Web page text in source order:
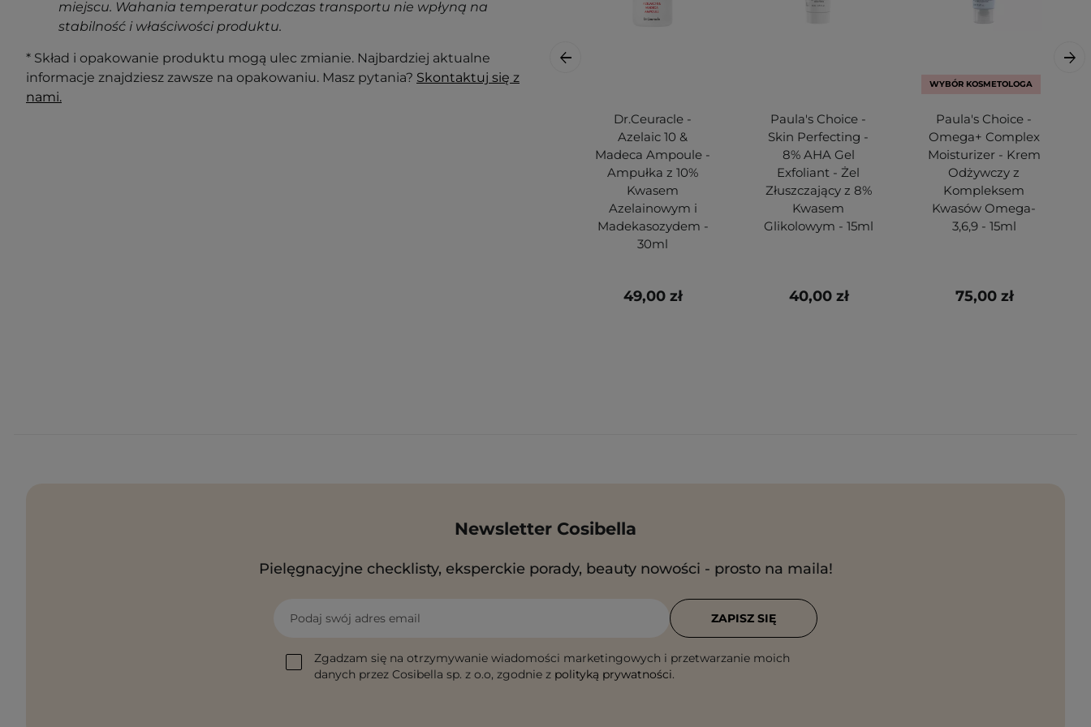
miejscu. Wahania temperatur podczas transportu nie wpłyną na
stabilność i właściwości produktu.
* Skład i opakowanie produktu mogą ulec zmianie. Najbardziej aktualne
informacje znajdziesz zawsze na opakowaniu. Masz pytania? Skontaktuj się z
nami.
Dr.Ceuracle -
Azelaic 10 &
Madeca Ampoule -
Ampułka z 10%
Kwasem
Azelainowym i
Madekasozydem -
30ml
49,00 zł
Paula's Choice -
Skin Perfecting -
8% AHA Gel
Exfoliant - Żel
Złuszczający z 8%
Kwasem
Glikolowym - 15ml
40,00 zł
WYBÓR KOSMETOLOGA
Paula's Choice -
Omega+ Complex
Moisturizer - Krem
Odżywczy z
Kompleksem
Kwasów Omega-
3,6,9 - 15ml
75,00 zł
Newsletter Cosibella
Pielęgnacyjne checklisty, eksperckie porady, beauty nowości - prosto na maila!
Podaj swój adres email
Zgadzam się na otrzymywanie wiadomości marketingowych i przetwarzanie moich
danych przez Cosibella sp. z o.o, zgodnie z polityką prywatności.
ZAPISZ SIĘ